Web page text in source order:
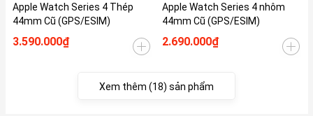
Apple Watch Series 4 Thép
44mm Cũ (GPS/ESIM)
3.590.000₫
Apple Watch Series 4 nhôm
44mm Cũ (GPS/ESIM)
2.690.000₫
Xem thêm (18) sản phẩm